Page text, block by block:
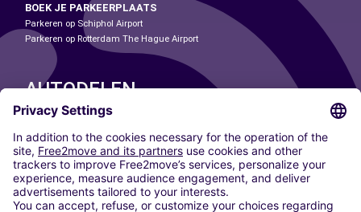
BOEK JE PARKEERPLAATS
Parkeren op Schiphol Airport
Parkeren op Rotterdam The Hague Airport
AUTODELEN
ONZE STEDEN
Paris
Madrid
Washington DC
Milaan
Rome